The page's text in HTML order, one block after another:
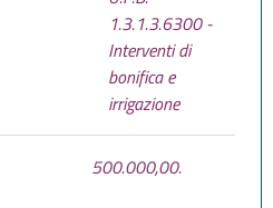
1.3.1.3.6300 -
Interventi di
bonifica e
irrigazione
500.000,00.